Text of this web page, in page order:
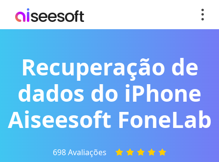
Recuperação de
dados do iPhone
Aiseesoft FoneLab
698 Avaliações